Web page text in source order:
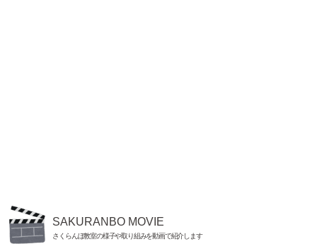
SAKURANBO MOVIE
さくらんぼ教室の様子や取り組みを動画で紹介します